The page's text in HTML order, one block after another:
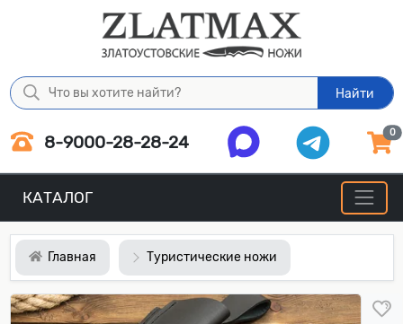
Найти
8-9000-28-28-24 0
КАТАЛОГ
Главная Туристические ножи